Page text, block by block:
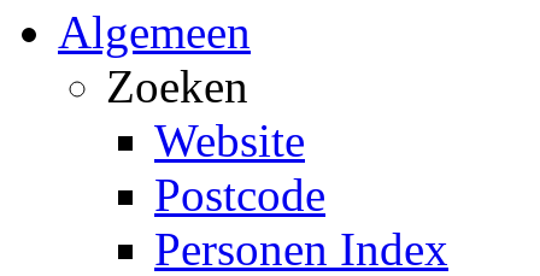
Algemeen
Zoeken
Website
Postcode
Personen Index